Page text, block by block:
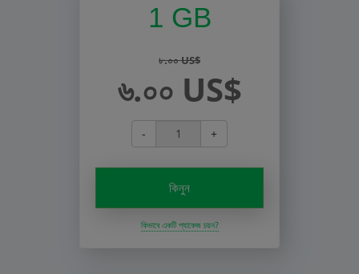
1 GB
৮.০০ US$
৬.০০ US$
- +
কিনুন
কিভাবে একটি প্যাকেজ চয়ন?